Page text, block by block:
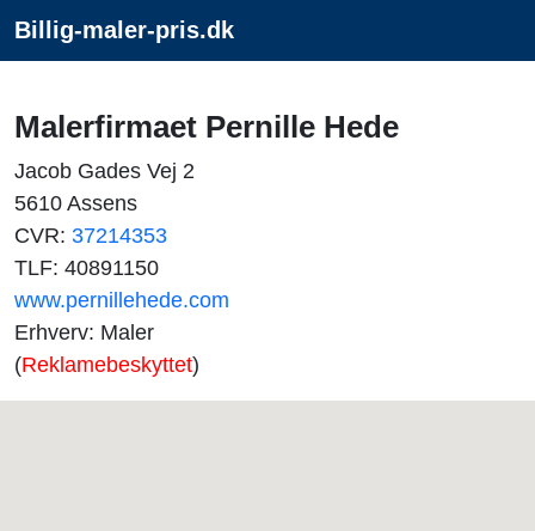
Billig-maler-pris.dk
Malerfirmaet Pernille Hede
Jacob Gades Vej 2
5610 Assens
CVR: 37214353
TLF: 40891150
www.pernillehede.com
Erhverv: Maler
(Reklamebeskyttet)